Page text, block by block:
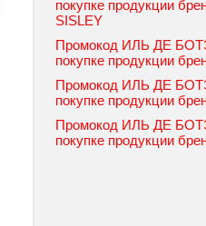
покупке продукции
SISLEY
Промокод ИЛЬ ДЕ
покупке продукции
Промокод ИЛЬ ДЕ
покупке продукции
Промокод ИЛЬ ДЕ
покупке продукции